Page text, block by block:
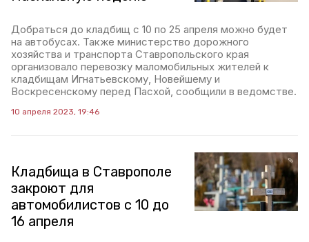
Добраться до кладбищ с 10 по 25 апреля можно будет
на автобусах. Также министерство дорожного
хозяйства и транспорта Ставропольского края
организовало перевозку маломобильных жителей к
кладбищам Игнатьевскому, Новейшему и
Воскресенскому перед Пасхой, сообщили в ведомстве.
10 апреля 2023, 19:46
Кладбища в Ставрополе
закроют для
автомобилистов с 10 до
16 апреля